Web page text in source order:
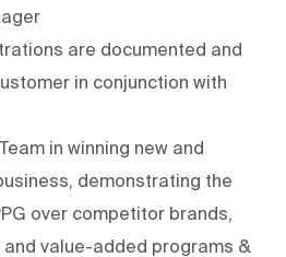
are documented and
in conjunction with
in winning new and
demonstrating the
over competitor brands,
value-added programs &